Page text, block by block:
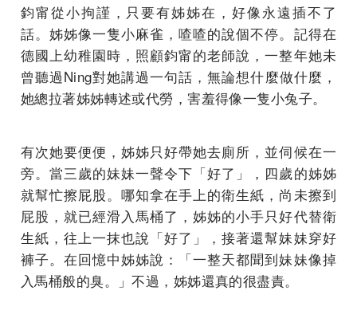
鈞甯從小拘謹，只要有姊姊在，好像永遠插不了
話。姊姊像一隻小麻雀，喳喳的說個不停。記得在
德國上幼稚園時，照顧鈞甯的老師說，一整年她未
曾聽過Ning對她講過一句話，無論想什麼做什麼，
她總拉著姊姊轉述或代勞，害羞得像一隻小兔子。
有次她要便便，姊姊只好帶她去廁所，並伺候在一
旁。當三歲的妹妹一聲令下「好了」，四歲的姊姊
就幫忙擦屁股。哪知拿在手上的衛生紙，尚未擦到
屁股，就已經滑入馬桶了，姊姊的小手只好代替衛
生紙，往上一抹也說「好了」，接著還幫妹妹穿好
褲子。在回憶中姊姊說：「一整天都聞到妹妹像掉
入馬桶般的臭。」不過，姊姊還真的很盡責。